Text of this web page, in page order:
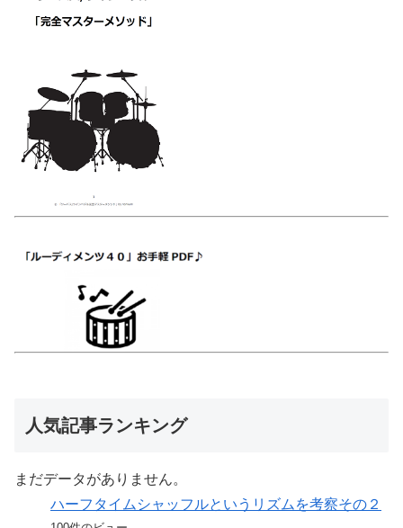
人気記事ランキング
まだデータがありません。
ハーフタイムシャッフルというリズムを考察その２